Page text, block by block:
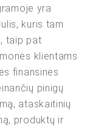
yra
kuris tam
taip pat
klientams
finansinės
pinigų
ataskaitinių
produktų ir